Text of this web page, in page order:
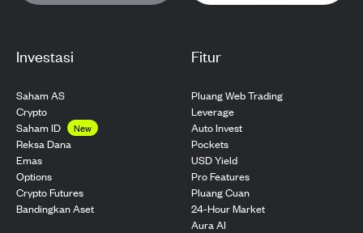
Investasi
Saham AS
Crypto
Saham ID
New
Reksa Dana
Emas
Options
Crypto Futures
Bandingkan Aset
Fitur
Pluang Web Trading
Leverage
Auto Invest
Pockets
USD Yield
Pro Features
Pluang Cuan
24-Hour Market
Aura AI